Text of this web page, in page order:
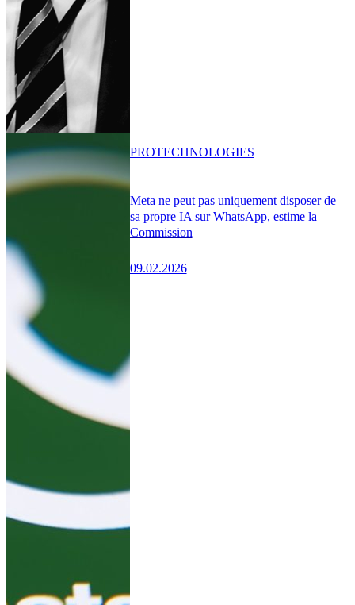
Meta ne peut pas uniquement disposer de
sa propre IA sur WhatsApp, estime la
Commission
09.02.2026
PROTECHNOLOGIES